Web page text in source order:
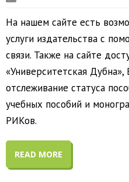
На нашем сайте есть
услуги издательства с
связи. Также на сайте
«Университетская Дубна»,
отслеживание статуса
учебных пособий и
РИКов.
READ MORE